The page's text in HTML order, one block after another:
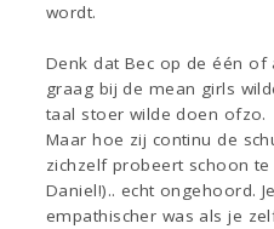
wordt.
Denk dat Bec op de één
graag bij de mean girls
taal stoer wilde doen ofzo.
Maar hoe zij continu de
zichzelf probeert schoon
Daniel!).. echt ongehoord.
empathischer was als je